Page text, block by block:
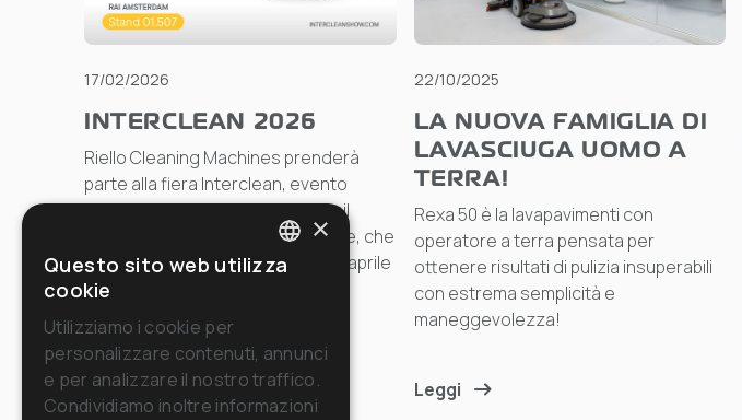
17/02/2026
INTERCLEAN 2026
Riello Cleaning Machines prenderà
parte alla fiera Interclean, evento
internazionale di riferimento per il
settore della pulizia professionale, che
si terrà ad Amsterdam dal 14 al 17 aprile
2026.
Leggi
22/10/2025
LA NUOVA FAMIGLIA DI
LAVASCIUGA UOMO A
TERRA!
Rexa 50 è la lavapavimenti con
operatore a terra pensata per
ottenere risultati di pulizia insuperabili
con estrema semplicità e
maneggevolezza!
Leggi
ITALIAN
FRENCH
GERMAN
×
Questo sito web utilizza
cookie
Utilizziamo i cookie per
personalizzare contenuti, annunci
e per analizzare il nostro traffico.
Condividiamo inoltre informazioni